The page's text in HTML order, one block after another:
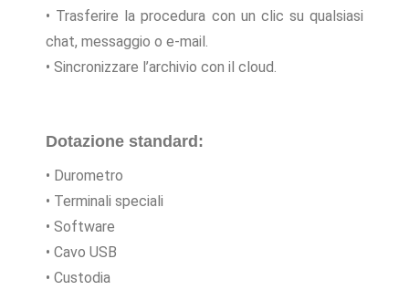
• Trasferire la procedura con un clic su qualsiasi
chat, messaggio o e-mail.
• Sincronizzare l’archivio con il cloud.
Dotazione standard:
• Durometro
• Terminali speciali
• Software
• Cavo USB
• Custodia